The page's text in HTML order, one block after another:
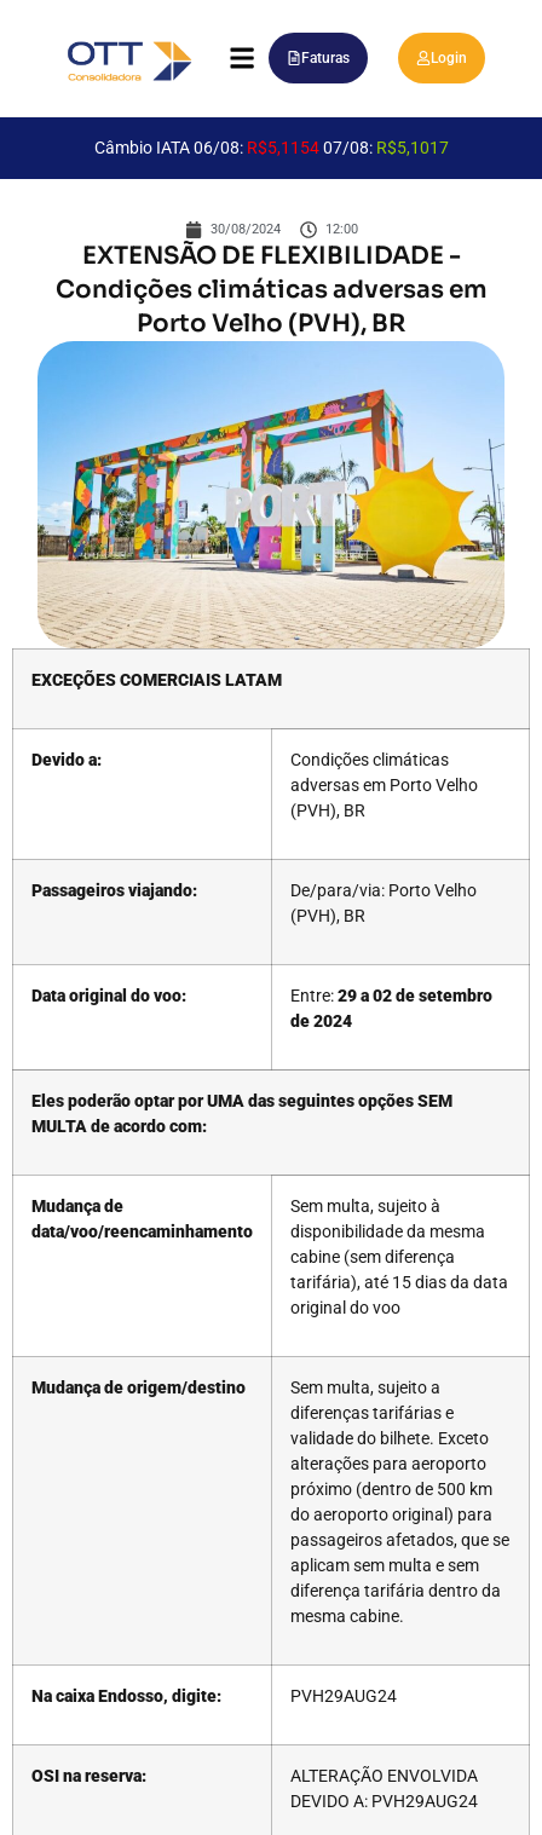
Faturas Login
Câmbio IATA 06/08: R$5,115407/08: R$5,1017
30/08/2024 12:00
EXTENSÃO DE FLEXIBILIDADE -
Condições climáticas adversas em
Porto Velho (PVH), BR
EXCEÇÕES COMERCIAIS LATAM
Devido a:
Condições climáticas
adversas em Porto Velho
(PVH), BR
Passageiros viajando:
De/para/via: Porto Velho
(PVH), BR
Data original do voo: Entre:29 a 02 de setembro
de 2024
Eles poderão optar por UMA das seguintes opções SEM
MULTA de acordo com:
Mudança de
data/voo/reencaminhamento
Sem multa, sujeito à
disponibilidade da mesma
cabine (sem diferença
tarifária), até 15 dias da data
original do voo
Mudança de origem/destino
Sem multa, sujeito a
diferenças tarifárias e
validade do bilhete. Exceto
alterações para aeroporto
próximo (dentro de 500 km
do aeroporto original) para
passageiros afetados, que se
aplicam sem multa e sem
diferença tarifária dentro da
mesma cabine.
Na caixa Endosso, digite: PVH29AUG24
OSI na reserva:
ALTERAÇÃO ENVOLVIDA
DEVIDO A: PVH29AUG24